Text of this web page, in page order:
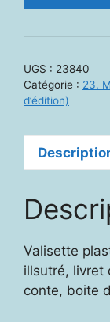
Alphas.
Coffret
UGS : 23840
Catégorie : 23.
d’édition)
Valisette
illsutré, livret
conte, boite